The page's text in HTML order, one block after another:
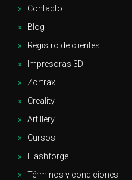
Contacto
Blog
Registro de clientes
Impresoras 3D
Zortrax
Creality
Artillery
Cursos
Flashforge
Términos y condiciones